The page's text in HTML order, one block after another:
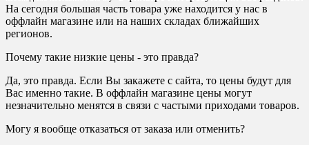
На сегодня большая часть товара уже находится у нас в
оффлайн магазине или на наших складах ближайших
регионов.
Почему такие низкие цены - это правда?
Да, это правда. Если Вы закажете с сайта, то цены будут для
Вас именно такие. В оффлайн магазине цены могут
незначительно менятся в связи с частыми приходами товаров.
Могу я вообще отказаться от заказа или отменить?